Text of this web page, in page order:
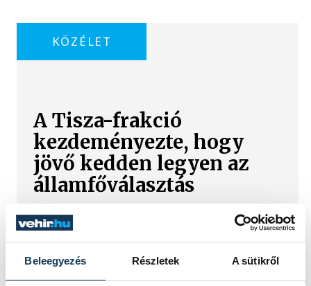
Beleegyezés Részletek A sütikről
KÖZÉLET
A Tisza-frakció
kezdeményezte, hogy
jövő kedden legyen az
államfőválasztás
A Tisza-frakció kezdeményezte, hogy a
parlament jövő kedden válassza meg